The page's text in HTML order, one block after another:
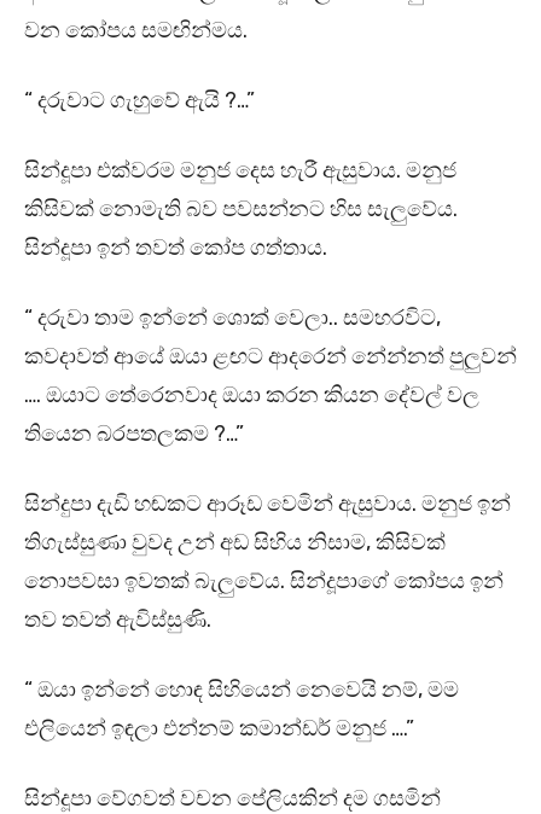
වන කෝපය සමඟින්මය.
“ දරුවාට ගැහුවේ ඇයි ?…”
සින්දූපා එක්වරම මනුජ දෙස හැරී ඇසුවාය. මනුජ
කිසිවක් නොමැති බව පවසන්නට හිස සැලුවේය.
සින්දූපා ඉන් තවත් කෝප ගත්තාය.
“ දරුවා තාම ඉන්නේ ශොක් වෙලා.. සමහරවිට,
කවදාවත් ආයේ ඔයා ළඟට ආදරෙන් නේන්නත් පුලුවන්
…. ඔයාට තේරෙනවාද ඔයා කරන කියන දේවල් වල
තියෙන බරපතලකම ?…”
සින්දුපා දැඩි හඬකට ආරූඩ වෙමින් ඇසුවාය. මනුජ ඉන්
තිගැස්සුණා වුවද උන් අඩ සිහිය නිසාම, කිසිවක්
නොපවසා ඉවතක් බැලුවේය. සින්දූපාගේ කෝපය ඉන්
තව තවත් ඇවිස්සුණි.
“ ඔයා ඉන්නේ හොඳ සිහියෙන් නෙවෙයි නම්, මම
එලියෙන් ඉඳලා එන්නම් කමාන්ඩර් මනුජ ….”
සින්දූපා වේගවත් වචන පේලියකින් දම ගසමින්